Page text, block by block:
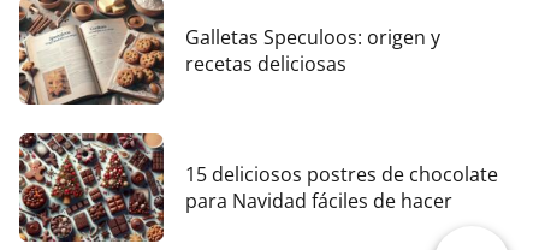
Galletas Speculoos: origen y
recetas deliciosas
15 deliciosos postres de chocolate
para Navidad fáciles de hacer